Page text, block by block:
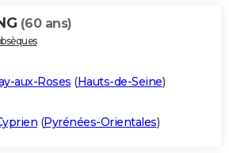
(60 ans)
aux-Roses (Hauts-de-Seine)
(Pyrénées-Orientales)